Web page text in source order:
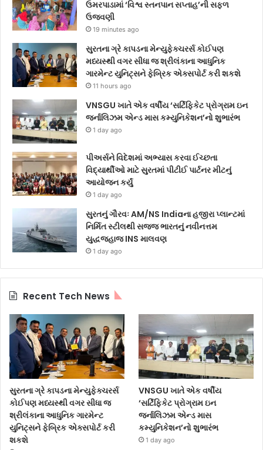
ઉમરપાડામાં ‘વિશ્વ સ્તનપાન સપ્તાહ’ની સફળ
ઉજવણી
19 minutes ago
સુરતના ગ્રે કાપડના મેન્યુફેક્ચરર્સ કોઈપણ
મધ્યસ્થી વગર સીધા જ શ્રીલંકાના આધુનિક
ગારમેન્ટ યુનિટ્સને ફેબ્રિક એક્સપોર્ટ કરી શકશે
11 hours ago
VNSGU ખાતે એક વર્ષીય ‘સર્ટિફિકેટ પ્રોગ્રામ ઇન
જર્નાલિઝમ એન્ડ માસ કમ્યુનિકેશન’નો શુભારંભ
1 day ago
પીઅર્સને વિદેશમાં અભ્યાસ કરવા ઈચ્છતા
વિદ્યાર્થીઓ માટે સુરતમાં પીટીઈ પાર્ટનર મીટનું
આયોજન કર્યું
1 day ago
સુરતનું ગૌરવઃ AM/NS Indiaના હજીરા પ્લાન્ટમાં
નિર્મિત સ્ટીલથી સજ્જ ભારતનું નવીનત્તમ
યુદ્ધજહાજ INS માલવણ
1 day ago
Recent Tech News
સુરતના ગ્રે કાપડના મેન્યુફેક્ચરર્સ
કોઈપણ મધ્યસ્થી વગર સીધા જ
શ્રીલંકાના આધુનિક ગારમેન્ટ
યુનિટ્સને ફેબ્રિક એક્સપોર્ટ કરી
શકશે
VNSGU ખાતે એક વર્ષીય
‘સર્ટિફિકેટ પ્રોગ્રામ ઇન
જર્નાલિઝમ એન્ડ માસ
કમ્યુનિકેશન’નો શુભારંભ
1 day ago